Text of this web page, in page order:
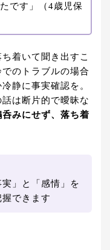
です」（4歳児保
着いて聞き出すこ
のトラブルの場合
静に事実確認を。
は断片的で曖昧な
みにせず、落ち着
」と「感情」を
できます